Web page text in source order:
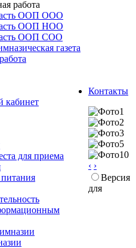
работа
ООП ООО
ООП НОО
ООП СОО
газета
кабинет
для приема
Контакты
‹ ›
Версия
для